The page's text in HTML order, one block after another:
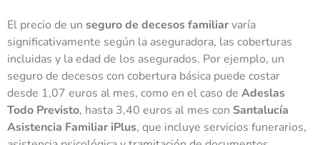
El precio de un seguro de decesosfamiliarvaría
significativamente según la aseguradora, las coberturas
incluidas y la edad de los asegurados. Por ejemplo, un
seguro de decesos con cobertura básica puede costar
desde 1,07 euros al mes, como en el caso de Adeslas
Todo Previsto, hasta 3,40 euros al mes con Santalucía
Asistencia Familiar iPlus, que incluye servicios funerarios,